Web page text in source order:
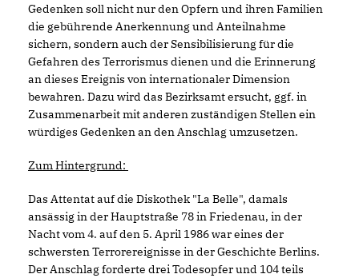
Gedenken soll nicht nur den Opfern und ihren Familien
die gebührende Anerkennung und Anteilnahme
sichern, sondern auch der Sensibilisierung für die
Gefahren des Terrorismus dienen und die Erinnerung
an dieses Ereignis von internationaler Dimension
bewahren. Dazu wird das Bezirksamt ersucht, ggf. in
Zusammenarbeit mit anderen zuständigen Stellen ein
würdiges Gedenken an den Anschlag umzusetzen.
Zum Hintergrund:
Das Attentat auf die Diskothek "La Belle", damals
ansässig in der Hauptstraße 78 in Friedenau, in der
Nacht vom 4. auf den 5. April 1986 war eines der
schwersten Terrorereignisse in der Geschichte Berlins.
Der Anschlag forderte drei Todesopfer und 104 teils